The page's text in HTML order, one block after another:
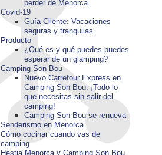
perder de Menorca
Covid-19
Guía Cliente: Vacaciones
seguras y tranquilas
Producto
¿Qué es y qué puedes puedes
esperar de un glamping?
Camping Son Bou
Nuevo Carrefour Express en
Camping Son Bou: ¡Todo lo
que necesitas sin salir del
camping!
Camping Son Bou se renueva
Senderismo en Menorca
Cómo cocinar cuando vas de
camping
Hestia Menorca y Camping Son Bou